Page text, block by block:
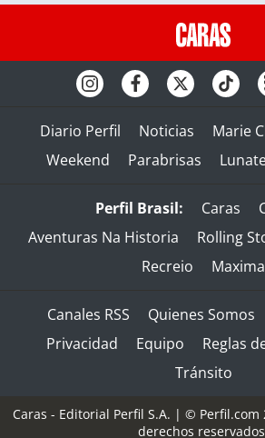
Diario Perfil Noticias Marie
Weekend
Parabrisas
Perfil Brasil: Caras
Aventuras Na Historia
Rolling
Recreio
Maxima
Canales RSS Quienes Somos
Privacidad
Equipo
Reglas
Tránsito
Caras - Editorial Perfil S.A. | © Perfil.com
derechos